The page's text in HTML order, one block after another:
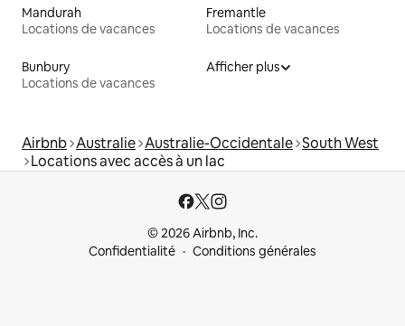
Mandurah
Locations de vacances
Fremantle
Locations de vacances
Bunbury
Locations de vacances
Afficher plus
Airbnb Australie Australie-Occidentale South West
Locations avec accès à un lac
© 2026 Airbnb, Inc.
Confidentialité
Conditions générales